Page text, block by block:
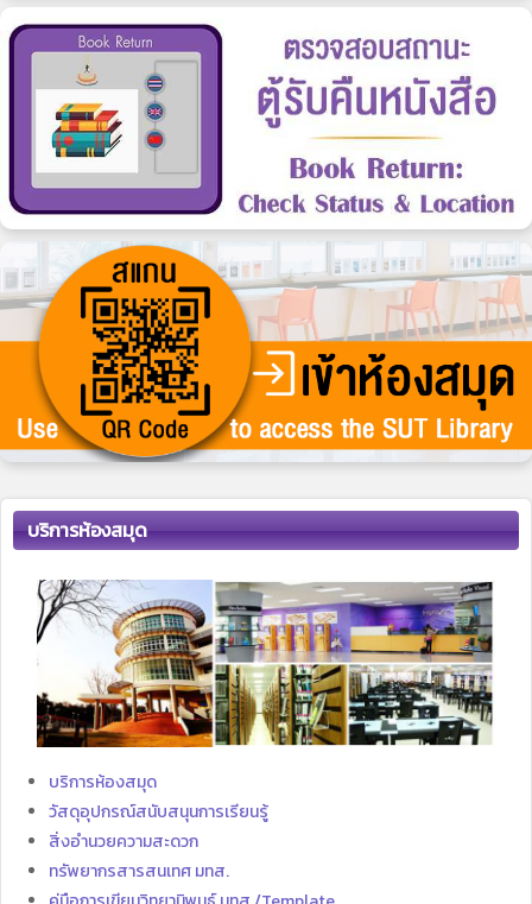
บริการห้องสมุด
บริการห้องสมุด
วัสดุอุปกรณ์สนับสนุนการเรียนรู้
สิ่งอำนวยความสะดวก
ทรัพยากรสารสนเทศ มทส.